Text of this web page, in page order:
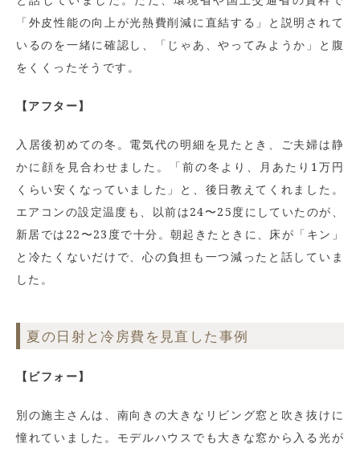
「外皮性能の向上が光熱費削減に直結する」と説明されて
いるのを一緒に確認し、「じゃあ、やってみようか」と腹
をくくったそうです。
【アフター】
入居後初めての冬。電気代の明細を見たとき、ご夫婦は静
かに顔を見合わせました。「前の冬より、月あたり1万円
くらい安くなっていました」と、後日教えてくれました。
エアコンの設定温度も、以前は24〜25度にしていたのが、
新居では22〜23度で十分。朝起きたときに、床が「キン」
と冷たくないだけで、心の負担も一つ減ったと話していま
した。
夏の日射と冷房費を見直した事例
【ビフォー】
別の施主さんは、南向きの大きなリビング窓と吹き抜けに
憧れていました。モデルハウスでも大きな窓から入る光が